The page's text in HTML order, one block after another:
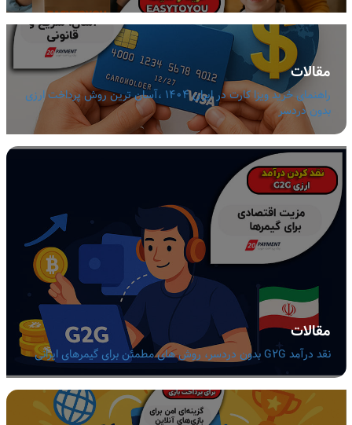
مقالات
راهنمای خرید ویزا کارت در ایران 1404 ،آسان ترین روش پرداخت ارزی
بدون دردسر
مقالات
نقد درآمد G2G بدون دردسر، روش های مطمئن برای گیمرهای ایرانی